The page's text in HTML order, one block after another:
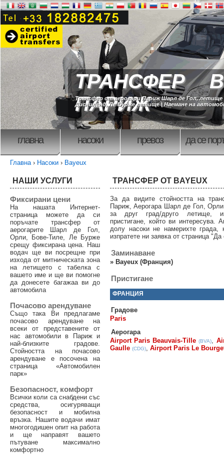
ТРАНСФЕР В
ПАРИЖ
Трансфер от аерогари Париж Шарл де Гол,
Дисниленд, Ле Бурже летище | Наемане на
главна насоки превоз да се
Главна› Насоки › Bayeux
ТРАНСФЕР ОТ BAYEUX
За да видите стойността на
Париж, Аерогара Шарл де Гол,
за друг град/друго летище,
пристигане, който ви интересува.
долу насоки не намерихте града,
изпратете ни заявка от страница
Заминаване
» Bayeux (Франция)
Пристигане
ФРАНЦИЯ
Градове
Paris
Аерогара
Airport Paris Beauvais-Tille (BVA),
Gaulle (CDG), Airport Paris Le
НАШИ УСЛУГИ
Фиксирани цени
На нашата Интернет-
страница можете да си
поръчате трансфер от
аерогарите Шарл де Гол,
Орли, Бове-Тиле, Ле Бурже
срещу фиксирана цена. Наш
водач ще ви посрещне при
изхода от митническата зона
на летището с табелка с
вашето име и ще ви помогне
да донесете багажаа ви до
автомобила
Почасово арендуване
Също така Ви предлагаме
почасово арендуване на
всеки от представените от
нас автомобили в Париж и
най-близките градове.
Стойността на почасово
арендуване е посочена на
страница «Автомобилен
парк»
Безопасност, комфорт
Всички коли са снабдени със
средства, осигуряващи
безопасност и мобилна
връзка. Нашите водачи имат
многогодишен опит на работа
и ще направят вашето
пътуване максимално
комфортно